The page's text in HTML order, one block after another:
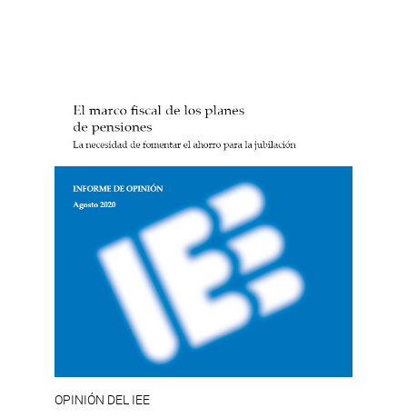
OPINIÓN DEL IEE